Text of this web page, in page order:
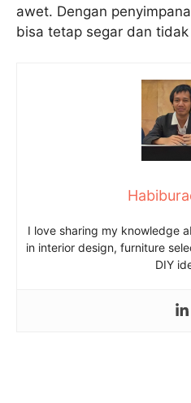
awet. Dengan
bisa tetap segar dan
I love sharing my knowledge
in interior design, furniture
DIY